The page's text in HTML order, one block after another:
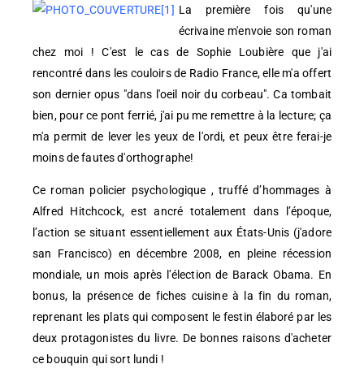
La première fois qu'une
écrivaine m'envoie son roman
chez moi ! C'est le cas de Sophie Loubière que j'ai
rencontré dans les couloirs de Radio France, elle m'a offert
son dernier opus "dans l'oeil noir du corbeau". Ca tombait
bien, pour ce pont ferrié, j'ai pu me remettre à la lecture; ça
m'a permit de lever les yeux de l'ordi, et peux être ferai-je
moins de fautes d'orthographe!
Ce roman policier psychologique , truffé d’hommages à
Alfred Hitchcock, est ancré totalement dans l’époque,
l’action se situant essentiellement aux États-Unis (j'adore
san Francisco) en décembre 2008, en pleine récession
mondiale, un mois après l’élection de Barack Obama. En
bonus, la présence de fiches cuisine à la fin du roman,
reprenant les plats qui composent le festin élaboré par les
deux protagonistes du livre. De bonnes raisons d'acheter
ce bouquin qui sort lundi !